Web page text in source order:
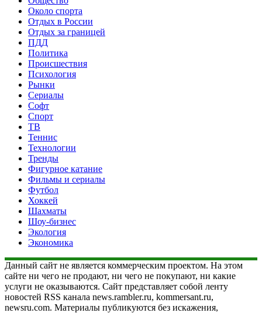
Около спорта
Отдых в России
Отдых за границей
ПДД
Политика
Происшествия
Психология
Рынки
Сериалы
Софт
Спорт
ТВ
Теннис
Технологии
Тренды
Фигурное катание
Фильмы и сериалы
Футбол
Хоккей
Шахматы
Шоу-бизнес
Экология
Экономика
Данный сайт не является коммерческим проектом. На этом
сайте ни чего не продают, ни чего не покупают, ни какие
услуги не оказываются. Сайт представляет собой ленту
новостей RSS канала news.rambler.ru, kommersant.ru,
newsru.com. Материалы публикуются без искажения,